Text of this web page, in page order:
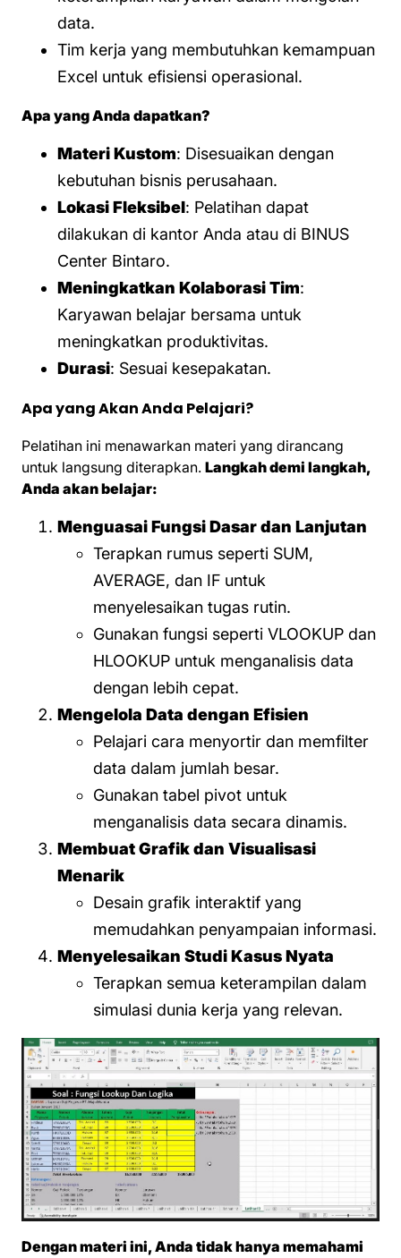
data.
Tim kerja yang membutuhkan kemampuan
Excel untuk efisiensi operasional.
Apa yang Anda dapatkan?
Materi Kustom: Disesuaikan dengan
kebutuhan bisnis perusahaan.
Lokasi Fleksibel: Pelatihan dapat
dilakukan di kantor Anda atau di BINUS
Center Bintaro.
Meningkatkan Kolaborasi Tim:
Karyawan belajar bersama untuk
meningkatkan produktivitas.
Durasi: Sesuai kesepakatan.
Apa yang Akan Anda Pelajari?
Pelatihan ini menawarkan materi yang dirancang
untuk langsung diterapkan. Langkah demi langkah,
Anda akan belajar:
Menguasai Fungsi Dasar dan Lanjutan
Terapkan rumus seperti SUM,
AVERAGE, dan IF untuk
menyelesaikan tugas rutin.
Gunakan fungsi seperti VLOOKUP dan
HLOOKUP untuk menganalisis data
dengan lebih cepat.
Mengelola Data dengan Efisien
Pelajari cara menyortir dan memfilter
data dalam jumlah besar.
Gunakan tabel pivot untuk
menganalisis data secara dinamis.
Membuat Grafik dan Visualisasi
Menarik
Desain grafik interaktif yang
memudahkan penyampaian informasi.
Menyelesaikan Studi Kasus Nyata
Terapkan semua keterampilan dalam
simulasi dunia kerja yang relevan.
Dengan materi ini, Anda tidak hanya memahami